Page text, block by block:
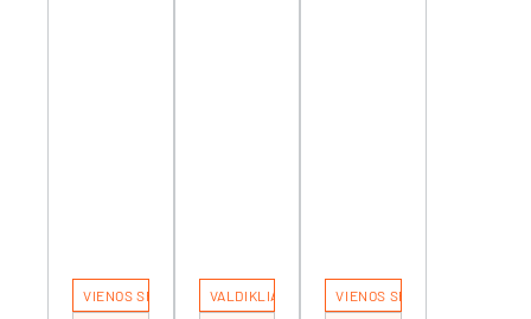
VIENOS SPALVOS REGULIAVIMUI
VALDIKLIAI
VIENOS SPALVOS